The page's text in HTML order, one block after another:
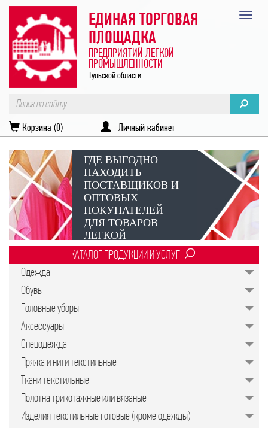
ЕДИНАЯ ТОРГОВАЯ
ПЛОЩАДКА
ПРЕДПРИЯТИЙ ЛЕГКОЙ
ПРОМЫШЛЕННОСТИ
Тульской области
Корзина (0) Личный кабинет
ГДЕ ВЫГОДНО
НАХОДИТЬ
ПОСТАВЩИКОВ И
ОПТОВЫХ
ПОКУПАТЕЛЕЙ
ДЛЯ ТОВАРОВ
ЛЕГКОЙ
ПРОМЫШЛЕННОСТИ?
Век онлайн-коммуникаций
Подобрать качественные изделия в
КАТАЛОГ ПРОДУКЦИИ И УСЛУГ
Одежда
Обувь
Головные уборы
Аксессуары
Спецодежда
Пряжа и нити текстильные
Ткани текстильные
Полотна трикотажные или вязаные
Изделия текстильные готовые (кроме одежды)